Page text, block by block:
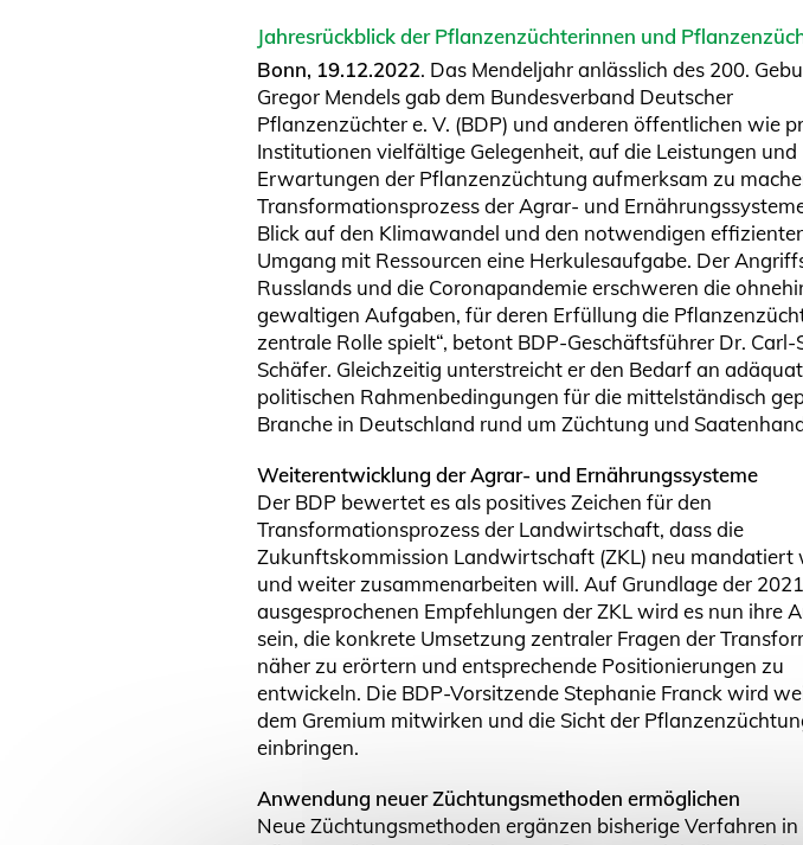
Jahresrückblick der Pflanzenzüchterinnen und
Bonn, 19.12.2022. Das Mendeljahr anlässlich des 200.
Gregor Mendels gab dem Bundesverband Deutscher
Pflanzenzüchter e. V. (BDP) und anderen öffentlichen wie
Institutionen vielfältige Gelegenheit, auf die Leistungen und
Erwartungen der Pflanzenzüchtung aufmerksam zu
Transformationsprozess der Agrar- und
Blick auf den Klimawandel und den notwendigen
Umgang mit Ressourcen eine Herkulesaufgabe. Der
Russlands und die Coronapandemie erschweren die
gewaltigen Aufgaben, für deren Erfüllung die
zentrale Rolle spielt“, betont BDP-Geschäftsführer Dr. Carl-
Schäfer. Gleichzeitig unterstreicht er den Bedarf an
politischen Rahmenbedingungen für die mittelständisch
Branche in Deutschland rund um Züchtung und
Weiterentwicklung der Agrar- und Ernährungssysteme
Der BDP bewertet es als positives Zeichen für den
Transformationsprozess der Landwirtschaft, dass die
Zukunftskommission Landwirtschaft (ZKL) neu mandatiert
und weiter zusammenarbeiten will. Auf Grundlage der 2021
ausgesprochenen Empfehlungen der ZKL wird es nun ihre
sein, die konkrete Umsetzung zentraler Fragen der
näher zu erörtern und entsprechende Positionierungen zu
entwickeln. Die BDP-Vorsitzende Stephanie Franck wird
dem Gremium mitwirken und die Sicht der
einbringen.
Anwendung neuer Züchtungsmethoden ermöglichen
Neue Züchtungsmethoden ergänzen bisherige Verfahren in